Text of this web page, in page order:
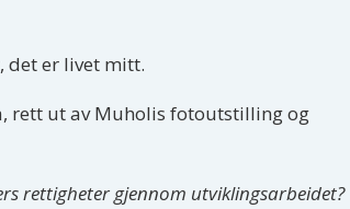
det er livet mitt.
rett ut av Muholis fotoutstilling og
rettigheter gjennom utviklingsarbeidet?